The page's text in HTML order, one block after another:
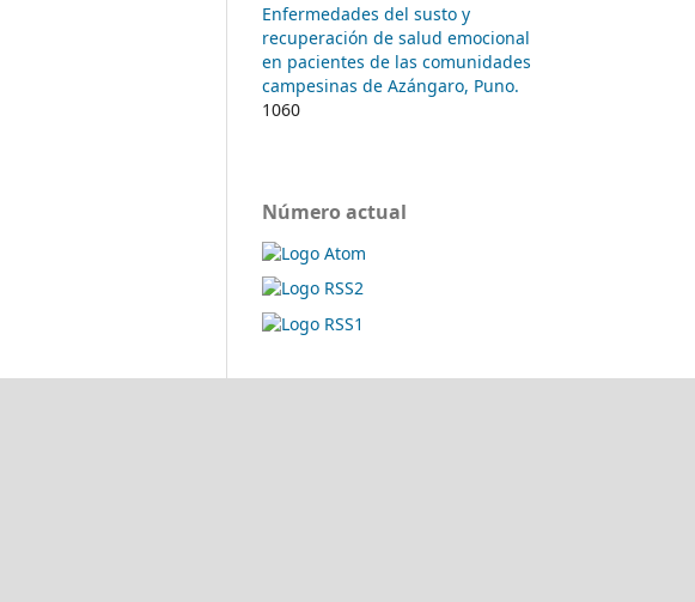
Enfermedades del susto y
recuperación de salud emocional
en pacientes de las comunidades
campesinas de Azángaro, Puno.
1060
Número actual